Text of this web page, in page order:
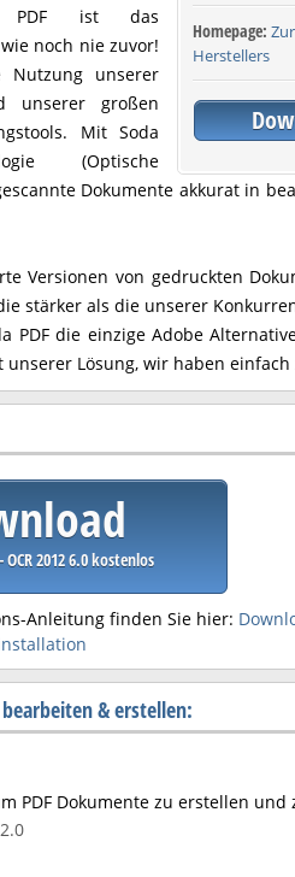
Homepage:
Herstellers
PDF ist das
noch nie zuvor!
Nutzung unserer
unserer großen
Mit Soda
(Optische
Dokumente akkurat in
Versionen von gedruckten
stärker als die unserer
PDF die einzige Adobe
Lösung, wir haben einfach
OCR 2012 6.0 kostenlos
Anleitung finden Sie hier:
& erstellen:
PDF Dokumente zu erstellen